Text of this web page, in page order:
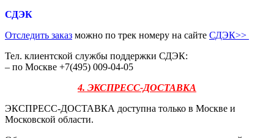
СДЭК
Отследить заказ можно по трек номеру на сайте СДЭК>>
Тел. клиентской службы поддержки СДЭК:
– по Москве +7(495) 009-04-05
4. ЭКСПРЕСС-ДОСТАВКА
ЭКСПРЕСС-ДОСТАВКА доступна только в Москве и
Московской области.